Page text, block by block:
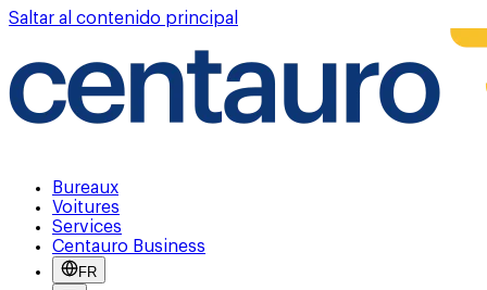
Saltar al contenido principal
Bureaux
Voitures
Services
Centauro Business
FR